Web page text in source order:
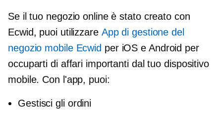
Se il tuo negozio online è stato creato con
Ecwid, puoi utilizzare App di gestione del
negozio mobile Ecwid per iOS e Android per
occuparti di affari importanti dal tuo dispositivo
mobile. Con l'app, puoi:
Gestisci gli ordini